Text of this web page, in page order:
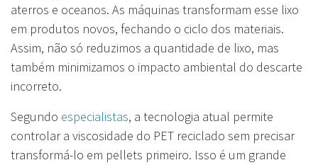
aterros e oceanos. As máquinas transformam esse lixo
em produtos novos, fechando o ciclo dos materiais.
Assim, não só reduzimos a quantidade de lixo, mas
também minimizamos o impacto ambiental do descarte
incorreto.
Segundo especialistas, a tecnologia atual permite
controlar a viscosidade do PET reciclado sem precisar
transformá-lo em pellets primeiro. Isso é um grande